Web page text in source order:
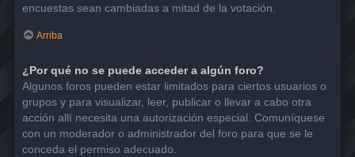
encuestas sean cambiadas a mitad de la votación.
Arriba
¿Por qué no se puede acceder a algún foro?
Algunos foros pueden estar limitados para ciertos usuarios o
grupos y para visualizar, leer, publicar o llevar a cabo otra
acción allí necesita una autorización especial. Comuníquese
con un moderador o administrador del foro para que se le
conceda el permiso adecuado.